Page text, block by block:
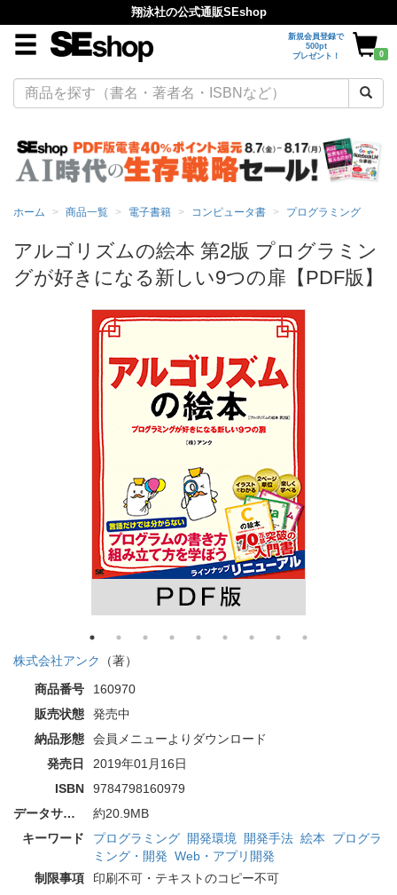
翔泳社の公式通販SEshop
新規会員登録で
500pt
プレゼント！
0
ホーム 商品一覧 電子書籍 コンピュータ書 プログラミング
アルゴリズムの絵本 第2版 プログラミン
グが好きになる新しい9つの扉【PDF版】
株式会社アンク
（著）
商品番号
160970
販売状態
発売中
納品形態
会員メニューよりダウンロード
発売日
2019年01月16日
ISBN
9784798160979
データサイズ
約20.9MB
キーワード
プログラミング 開発環境 開発手法 絵本
プログラ
ミング・開発 Web・アプリ開発
制限事項
印刷不可・テキストのコピー不可